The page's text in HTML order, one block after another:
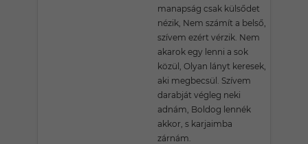
manapság csak külsődet
nézik, Nem számít a belső,
szívem ezért vérzik. Nem
akarok egy lenni a sok
közül, Olyan lányt keresek,
aki megbecsül. Szívem
darabját végleg neki
adnám, Boldog lennék
akkor, s karjaimba
zárnám.